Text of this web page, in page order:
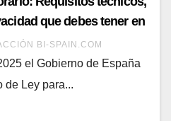
que debes tener en
BI-SPAIN.COM
el Gobierno de España
de Ley para...